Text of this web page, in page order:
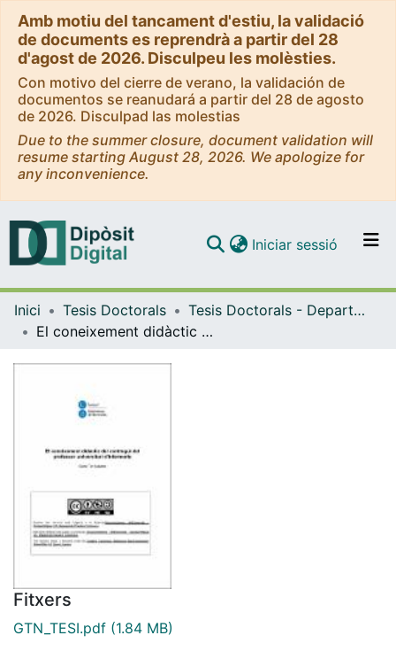
Amb motiu del tancament d'estiu, la validació
de documents es reprendrà a partir del 28
d'agost de 2026. Disculpeu les molèsties.
Con motivo del cierre de verano, la validación de
documentos se reanudará a partir del 28 de agosto
de 2026. Disculpad las molestias
Due to the summer closure, document validation will
resume starting August 28, 2026. We apologize for
any inconvenience.
Navega per tot el DD
Iniciar sessió (current)
Inici Tesis Doctorals
Tesis Doctorals - Departament - Didàctica i Organització Educativa
El coneixement didàctic del contingut del professor universitari d'infermeria
Fitxers
GTN_TESI.pdf (1.84 MB)